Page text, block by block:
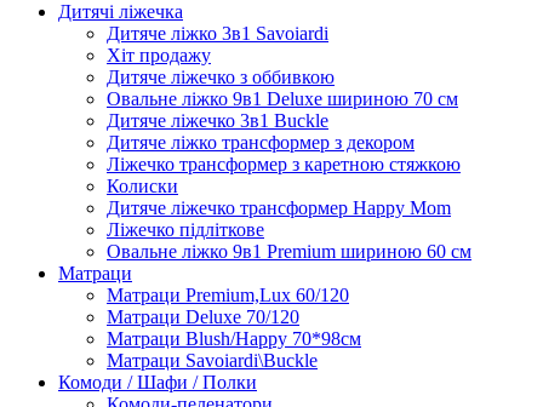
Дитячі ліжечка
Дитяче ліжко 3в1 Savoiardi
Хіт продажу
Дитяче ліжечко з оббивкою
Овальне ліжко 9в1 Deluxe шириною 70 см
Дитяче ліжечко 3в1 Buckle
Дитяче ліжко трансформер з декором
Ліжечко трансформер з каретною стяжкою
Колиски
Дитяче ліжечко трансформер Happy Mom
Ліжечко підліткове
Овальне ліжко 9в1 Premium шириною 60 см
Матраци
Матраци Premium,Lux 60/120
Матраци Deluxe 70/120
Матраци Blush/Happy 70*98см
Матраци Savoiardi\Buckle
Комоди / Шафи / Полки